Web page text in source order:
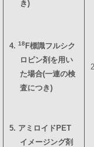
き)
4. 18 F標識フルシク
ロビン剤を用い
た場合(一連の検
査につき)
5. アミロイドPET
イメージング剤